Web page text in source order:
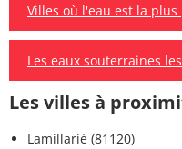
Villes où l'eau est la
Les eaux souterraines
Les villes à
Lamillarié (81120)